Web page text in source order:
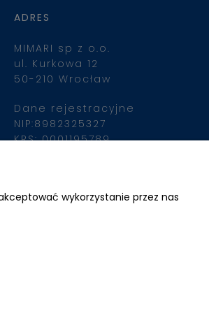
ADRES
MIMARI sp z o.o.
ul. Kurkowa 12
50-210 Wrocław
Dane rejestracyjne
NIP:8982325327
KRS: 0001195789
wykorzystanie przez nas